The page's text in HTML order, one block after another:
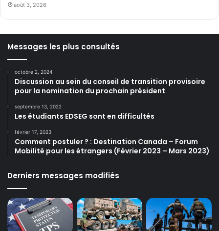
août 3, 2026
Messages les plus consultés
octobre 2, 2024
Discussion au sein du conseil de transition provisoire
pour la nomination du prochain président
septembre 13, 2022
Les étudiants EDSEG sont en difficultés
février 17, 2023
Comment postuler ? : Destination Canada – Forum
Mobilité pour les étrangers (Février 2023 – Mars 2023)
Derniers messages modifiés